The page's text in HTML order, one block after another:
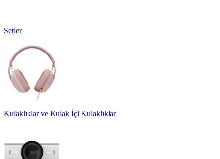
Setler
Kulaklıklar ve Kulak İçi Kulaklıklar